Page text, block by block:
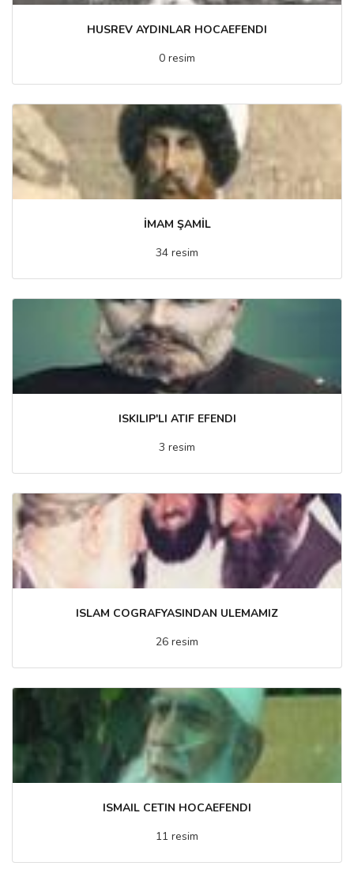
HUSREV AYDINLAR HOCAEFENDI
0 resim
İMAM ŞAMİL
34 resim
ISKILIP'LI ATIF EFENDI
3 resim
ISLAM COGRAFYASINDAN ULEMAMIZ
26 resim
ISMAIL CETIN HOCAEFENDI
11 resim